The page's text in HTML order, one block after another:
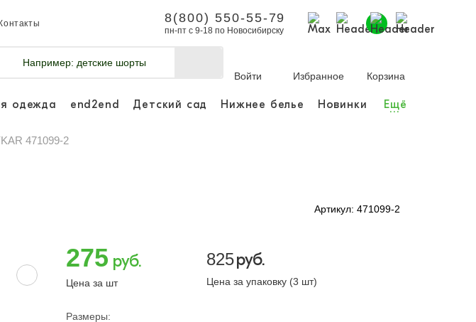
Контакты 8(800) 550-55-79
пн-пт с 9-18 по Новосибирску
Например: детские шорты
Войти
Избранное Корзина
одежда end2end Детский сад Нижнее белье Новинки Ещё
...
471099-2
Артикул: 471099-2
275 руб.
Цена за шт
825руб.
Цена за упаковку (3 шт)
Размеры: